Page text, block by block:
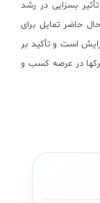
بسزایی در رشد
حاضر تمایل برای
است و تأکید بر
در عرصه کسب و